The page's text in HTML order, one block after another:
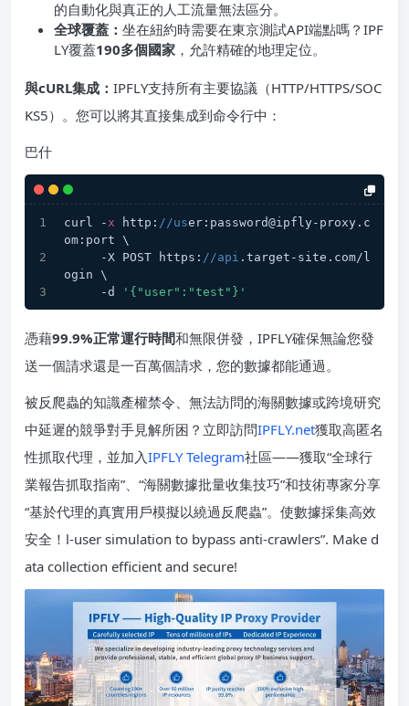
的自動化與真正的人工流量無法區分。
全球覆蓋： 坐在紐約時需要在東京測試API端點嗎？IPF
LY覆蓋190多個國家 ，允許精確的地理定位。
與cURL集成： IPFLY支持所有主要協議（HTTP/HTTPS/SOC
KS5）。您可以將其直接集成到命令行中：
巴什
curl - x http: //user:password@ipfly-proxy.c
om:port \
     -X POST https:
//api .target-site.com/l
ogin \
     -d
'{"user":"test"}'
憑藉99.9%正常運行時間和無限併發，IPFLY確保無論您發
送一個請求還是一百萬個請求，您的數據都能通過。
被反爬蟲的知識產權禁令、無法訪問的海關數據或跨境研究
中延遲的競爭對手見解所困？立即訪問IPFLY.net獲取高匿名
性抓取代理，並加入IPFLY Telegram社區——獲取“全球行
業報告抓取指南”、“海關數據批量收集技巧”和技術專家分享
“基於代理的真實用戶模擬以繞過反爬蟲”。使數據採集高效
安全！l-user simulation to bypass anti-crawlers”. Make d
ata collection efficient and secure!